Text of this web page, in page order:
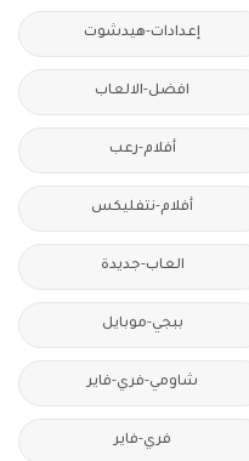
إعدادات-هيدشوت
افضل-الالعاب
أفلام-رعب
أفلام-نتفليكس
العاب-جديدة
ببجي-موبايل
شاومي-فري-فاير
فري-فاير